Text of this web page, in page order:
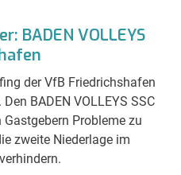
BADEN VOLLEYS
der VfB Friedrichshafen
BADEN VOLLEYS SSC
Probleme zu
zweite Niederlage im